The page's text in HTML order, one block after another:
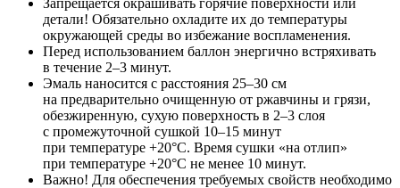
детали! Обязательно охладите их до температуры
окружающей среды во избежание воспламенения.
Перед использованием баллон энергично встряхивать
в течение 2–3 минут.
Эмаль наносится с расстояния 25–30 см
на предварительно очищенную от ржавчины и грязи,
обезжиренную, сухую поверхность в 2–3 слоя
с промежуточной сушкой 10–15 минут
при температуре +20°C. Время сушки «на отлип»
при температуре +20°C не менее 10 минут.
Важно! Для обеспечения требуемых свойств необходимо